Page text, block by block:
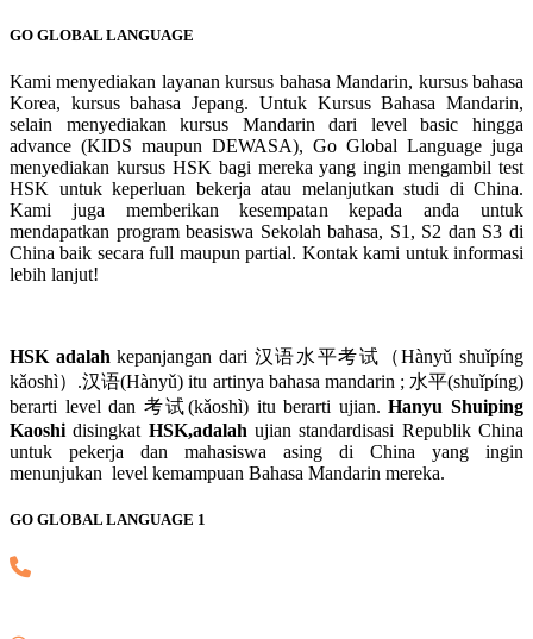
GO GLOBAL LANGUAGE
Kami menyediakan layanan kursus bahasa Mandarin, kursus bahasa
Korea, kursus bahasa Jepang. Untuk Kursus Bahasa Mandarin,
selain menyediakan kursus Mandarin dari level basic hingga
advance (KIDS maupun DEWASA), Go Global Language juga
menyediakan kursus HSK bagi mereka yang ingin mengambil test
HSK untuk keperluan bekerja atau melanjutkan studi di China.
Kami juga memberikan kesempatan kepada anda untuk
mendapatkan program beasiswa Sekolah bahasa, S1, S2 dan S3 di
China baik secara full maupun partial. Kontak kami untuk informasi
lebih lanjut!
HSK adalah kepanjangan dari 汉语水平考试（Hànyǔ shuǐpíng
kǎoshì）.汉语(Hànyǔ) itu artinya bahasa mandarin ; 水平(shuǐpíng)
berarti level dan 考试(kǎoshì) itu berarti ujian.Hanyu Shuiping
Kaoshi disingkat HSK,adalah ujian standardisasi Republik China
untuk pekerja dan mahasiswa asing di China yang ingin
menunjukan level kemampuan Bahasa Mandarin mereka.
GO GLOBAL LANGUAGE 1